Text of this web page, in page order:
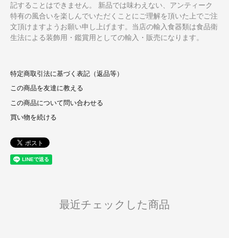
記することはできません。 新品では味わえない、アンティーク
特有の風合いを楽しんでいただくことにご理解を頂いた上でご注
文頂けますようお願い申し上げます。当店の輸入食器類は食品衛
生法による装飾用・鑑賞用としての輸入・販売になります。
特定商取引法に基づく表記（返品等）
この商品を友達に教える
この商品について問い合わせる
買い物を続ける
最近チェックした商品